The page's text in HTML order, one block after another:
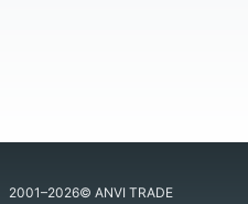
2001–2026© ANVI TRADE